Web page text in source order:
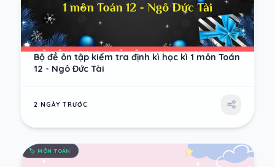
Bộ đề ôn tập kiểm tra định kì học kì 1 môn Toán
12 - Ngô Đức Tài
2 NGÀY TRƯỚC
🏷️ MÔN TOÁN